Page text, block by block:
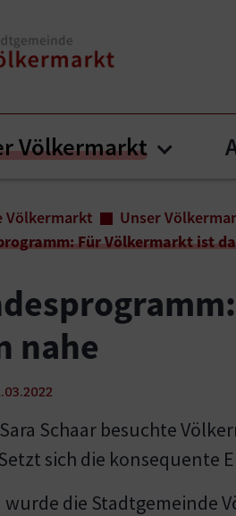
Völkermarkt
Völkermarkt Unser
Für Völkermarkt ist
nahe
Schaar besuchte
sich die konsequente
wurde die Stadtgemeinde